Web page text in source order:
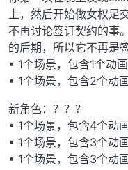
上，然后开始做女权足交
不再讨论签订契约的事
的后期，所以它不再是
• 1个场景，包含1个动
• 1个场景，包含2个动
新角色：？？？
• 1个场景，包含4个动
• 1个场景，包含3个动
• 1个场景，包含3个动